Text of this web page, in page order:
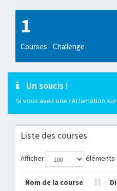
1
Courses - Challenge
Un soucis !
Si vous avez une réclamation
Liste des courses
Afficher éléments
Nom de la course